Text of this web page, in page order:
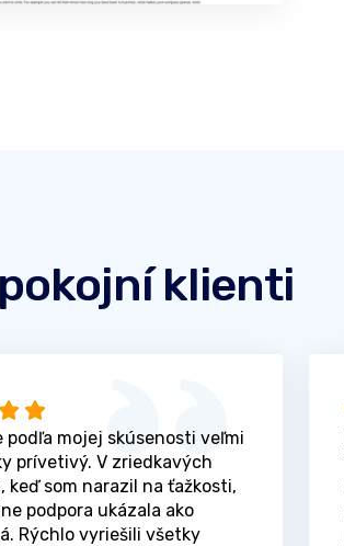
klienti
podľa mojej skúsenosti veľmi
prívetivý. V zriedkavých
keď som narazil na ťažkosti,
podpora ukázala ako
Rýchlo vyriešili všetky